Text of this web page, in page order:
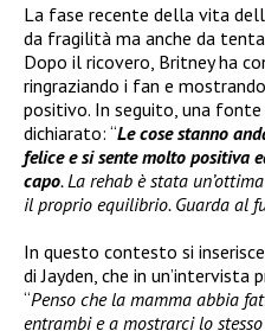
La fase recente della vita
da fragilità ma anche da
Dopo il ricovero, Britney ha
ringraziando i fan e
positivo. In seguito, una
dichiarato: “Le cose stanno
felice e si sente molto positiva
capo. La rehab è stata
il proprio equilibrio. Guarda al
In questo contesto si
di Jayden, che in
“Penso che la mamma abbia
entrambi e a mostrarci lo